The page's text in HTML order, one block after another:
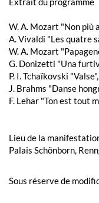
W. A. Mozart "Non più
A. Vivaldi "Les quatre
W. A. Mozart
G. Donizetti "Una
P. I. Tchaïkovski
J. Brahms "Danse
F. Lehar "Ton est tout
Lieu de la
Palais Schönborn,
Sous réserve de